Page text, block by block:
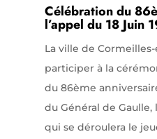
Célébration du
l’appel du 18 Juin
La ville de
participer à la
du 86ème
du Général de Gaulle,
qui se déroulera le